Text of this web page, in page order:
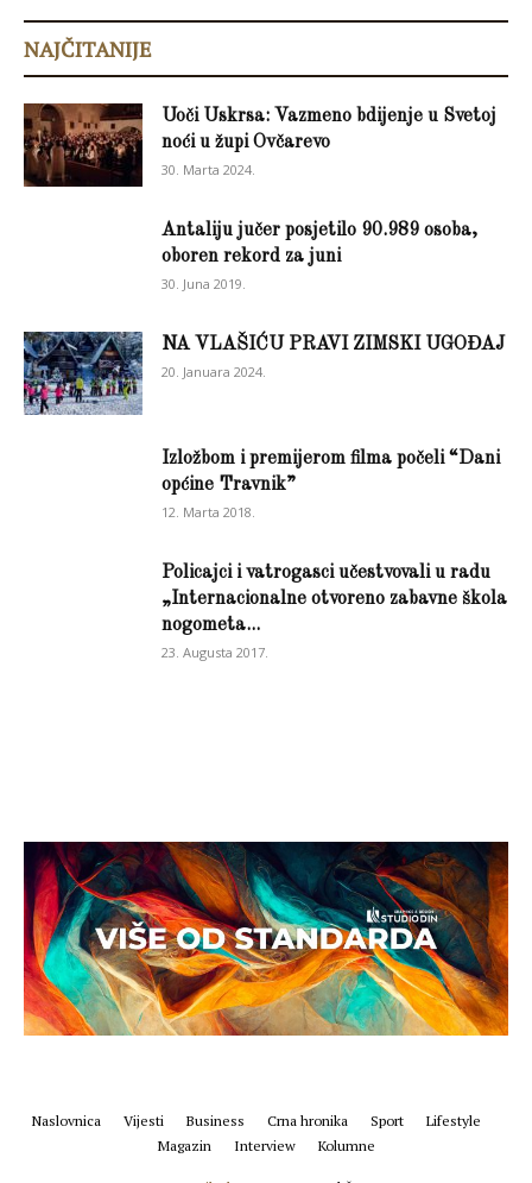
NAJČITANIJE
Uoči Uskrsa: Vazmeno bdijenje u Svetoj
noći u župi Ovčarevo
30. Marta 2024.
Antaliju jučer posjetilo 90.989 osoba,
oboren rekord za juni
30. Juna 2019.
NA VLAŠIĆU PRAVI ZIMSKI UGOĐAJ
20. Januara 2024.
Izložbom i premijerom filma počeli “Dani
općine Travnik”
12. Marta 2018.
Policajci i vatrogasci učestvovali u radu
„Internacionalne otvoreno zabavne škola
nogometa...
23. Augusta 2017.
Naslovnica Vijesti Business Crna hronika Sport
Lifestyle
Magazin
Interview Kolumne